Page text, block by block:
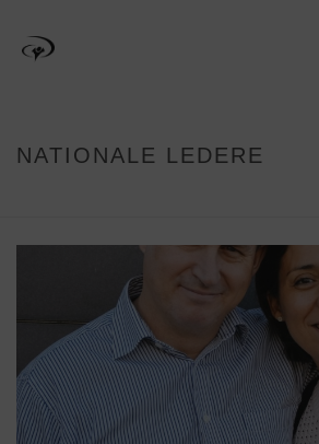
NATIONALE LEDERE